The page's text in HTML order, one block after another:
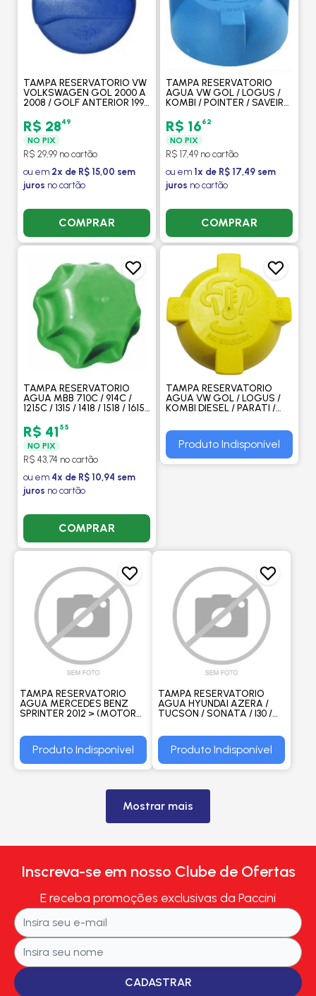
TAMPA RESERVATORIO VW
VOLKSWAGEN GOL 2000 A
2008 / GOLF ANTERIOR 1998
CARAVELLE 1998 A 2000 -
CLICK
R$ 2849
NO PIX
R$ 29,99 no cartão
ou em 2x de R$ 15,00 sem
juros no cartão
COMPRAR
TAMPA RESERVATORIO
AGUA VW GOL / LOGUS /
KOMBI / POINTER / SAVEIRO
VOYAGE - CLICK
R$ 1662
NO PIX
R$ 17,49 no cartão
ou em 1x de R$ 17,49 sem
juros no cartão
COMPRAR
TAMPA RESERVATORIO
AGUA MBB 710C / 914C /
1215C / 1315 / 1418 / 1518 / 1615 /
IVECO 450-E37 - CLICK
R$ 41 55
NO PIX
R$ 43,74 no cartão
ou em 4x de R$ 10,94 sem
juros no cartão
COMPRAR
TAMPA RESERVATORIO
AGUA VW GOL / LOGUS /
KOMBI DIESEL / PARATI /
SANATANA / QUANTUN -
CLICKProduto Indisponível
TAMPA RESERVATORIO
AGUA MERCEDES BENZ
SPRINTER 2012 > (MOTOR
Produto Indisponível
TAMPA RESERVATORIO
AGUA HYUNDAI AZERA /
TUCSON / SONATA / I30 /
SPORTAGE - CLICK
Produto Indisponível
Mostrar mais
Inscreva-se em nosso Clube de Ofertas
E receba promoções exclusivas da Paccini
CADASTRAR